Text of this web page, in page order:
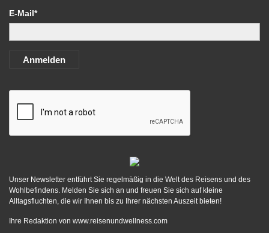
E-Mail*
Anmelden
Unser Newsletter entführt Sie regelmäßig in die Welt des Reisens und des
Wohlbefindens. Melden Sie sich an und freuen Sie sich auf kleine
Alltagsfluchten, die wir Ihnen bis zu Ihrer nächsten Auszeit bieten!
Ihre Redaktion von www.reisenundwellness.com